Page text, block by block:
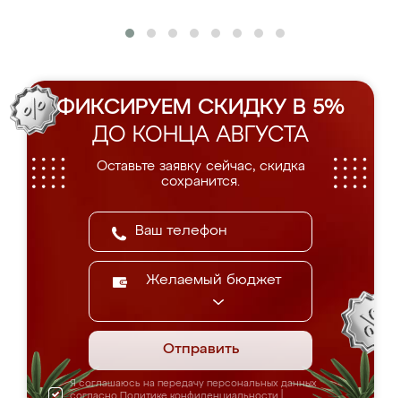
ФИКСИРУЕМ СКИДКУ В 5%
ДО КОНЦА АВГУСТА
Оставьте заявку сейчас, скидка
сохранится.
Желаемый бюджет
Отправить
Я соглашаюсь на передачу персональных данных
согласно Политике конфиденциальности